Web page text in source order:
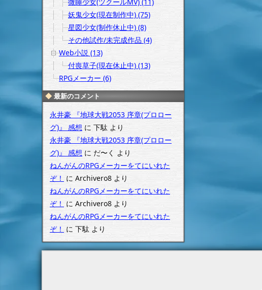
妖鬼少女(現在制作中) (75)
星図少女(制作休止中) (8)
その他試作/未完成作品 (4)
Web小説 (13)
付喪草子(現在休止中) (13)
RPGメーカー (6)
最新のコメント
永井豪 『地球大戦2053 序章(プロロー
グ)』 感想に下駄より
永井豪 『地球大戦2053 序章(プロロー
グ)』 感想に だ〜くより
ねんがんのRPGメーカーをてにいれた
ぞ！にArchivero8より
ねんがんのRPGメーカーをてにいれた
ぞ！ に Archivero8より
ねんがんのRPGメーカーをてにいれた
ぞ！に 下駄より